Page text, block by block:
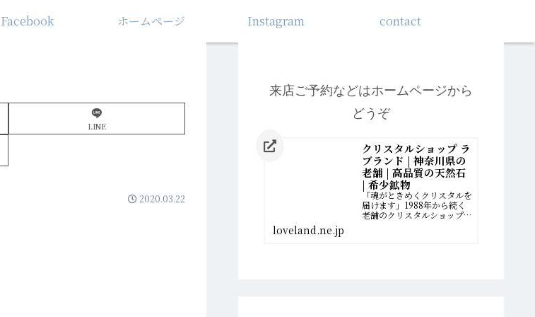
Facebook ホームぺージ Instagram contact
LINE
2020.03.22
来店ご予約などはホームページから
どうぞ
クリスタルショップ ラ
ブランド | 神奈川県の
老舗 | 高品質の天然石
| 希少鉱物
「魂がときめくクリスタルを
届けます」1988年から続く
老舗のクリスタルショップ。
loveland.ne.jp